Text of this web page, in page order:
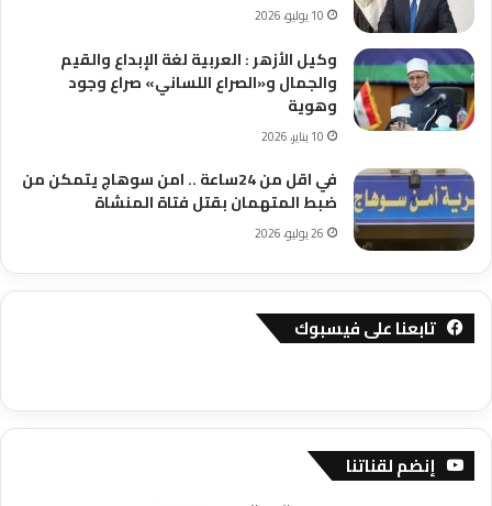
10 يوليو، 2026
وكيل الأزهر : العربية لغة الإبداع والقيم
والجمال و«الصراع اللساني» صراع وجود
وهوية
10 يناير، 2026
في اقل من 24ساعة .. امن سوهاج يتمكن من
ضبط المتهمان بقتل فتاة المنشاة
26 يوليو، 2026
تابعنا على فيسبوك
إنضم لقناتنا